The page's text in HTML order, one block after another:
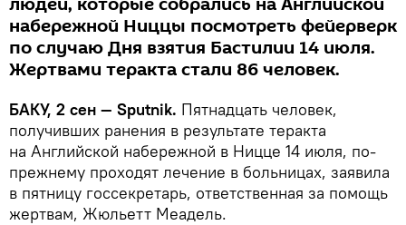
набережной Ниццы посмотреть фейерверк
по случаю Дня взятия Бастилии 14 июля.
Жертвами теракта стали 86 человек.
БАКУ, 2 сен — Sputnik. Пятнадцать человек,
получивших ранения в результате теракта
на Английской набережной в Ницце 14 июля, по-
прежнему проходят лечение в больницах, заявила
в пятницу госсекретарь, ответственная за помощь
жертвам, Жюльетт Меадель.